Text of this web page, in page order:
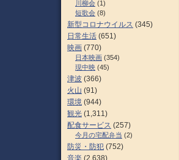
川柳会 (1)
短歌会 (8)
新型コロナウイルス (345)
日常生活 (651)
映画 (770)
日本映画 (354)
現中映 (45)
津波 (366)
火山 (91)
環境 (944)
観光 (1,311)
配食サービス (257)
今月の宅配弁当 (2)
防災・防犯 (752)
音楽 (2,638)